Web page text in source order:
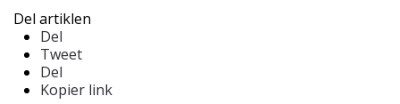
Del artiklen
Del
Tweet
Del
Kopier link